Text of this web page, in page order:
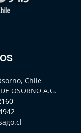
Chile
OSORNO A.G.